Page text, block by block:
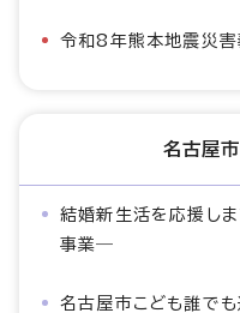
令和8年熊本地震災害
名古屋
結婚新生活を応援し
事業―
名古屋市こども誰で